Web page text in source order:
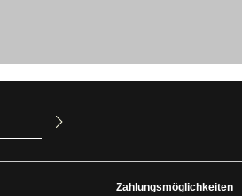
Zahlungsmöglichkeiten